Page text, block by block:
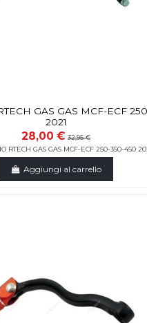
GAS GAS MCF-ECF
2021
28,00 € 32,95 €
RTECH GAS GAS MCF-ECF 250-350-450
Aggiungi al carrello